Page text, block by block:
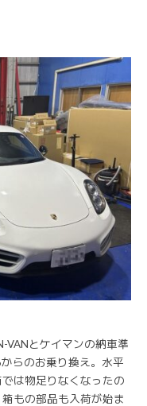
VANとケイマンの納車準
らのお乗り換え。水平
は物足りなくなったの
もの部品も入荷が始ま